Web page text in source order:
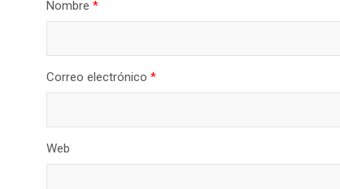
Nombre *
Correo electrónico *
Web